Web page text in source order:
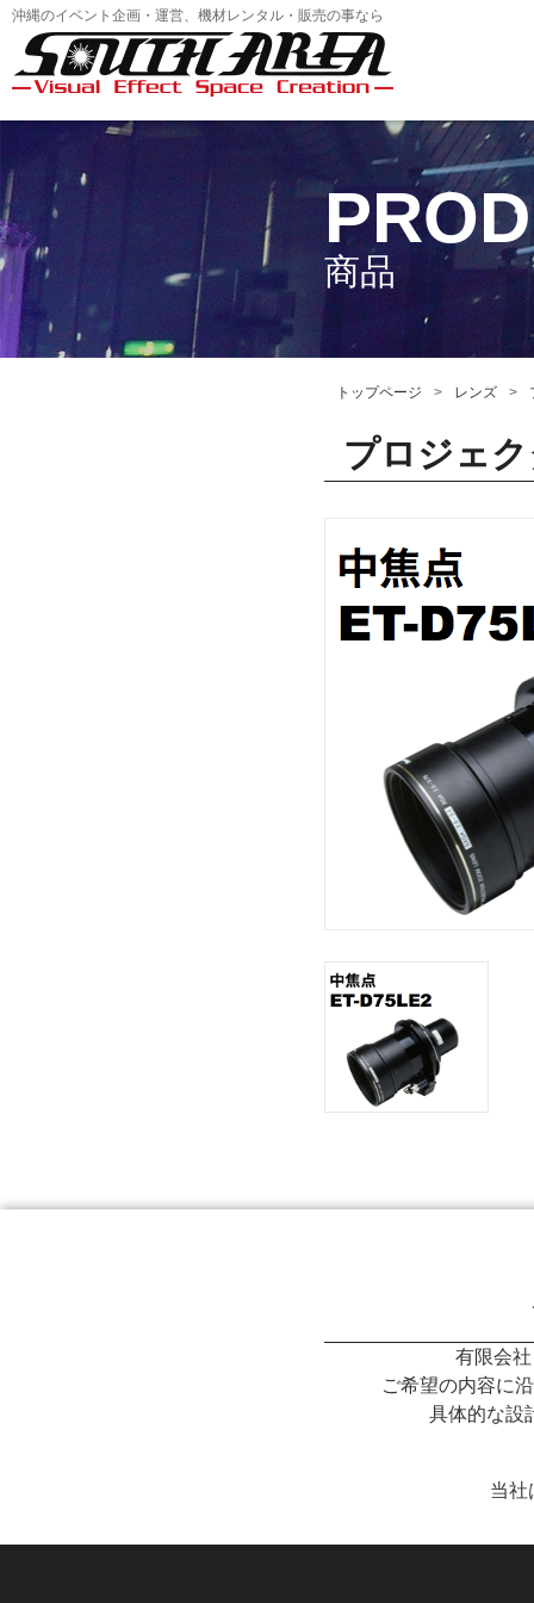
沖縄のイベント企画・運営、機材レンタル・販売の事なら
商品
トップページ レンズ
プロジェ
有限会
ご希望の内容に
具体的な設
当社